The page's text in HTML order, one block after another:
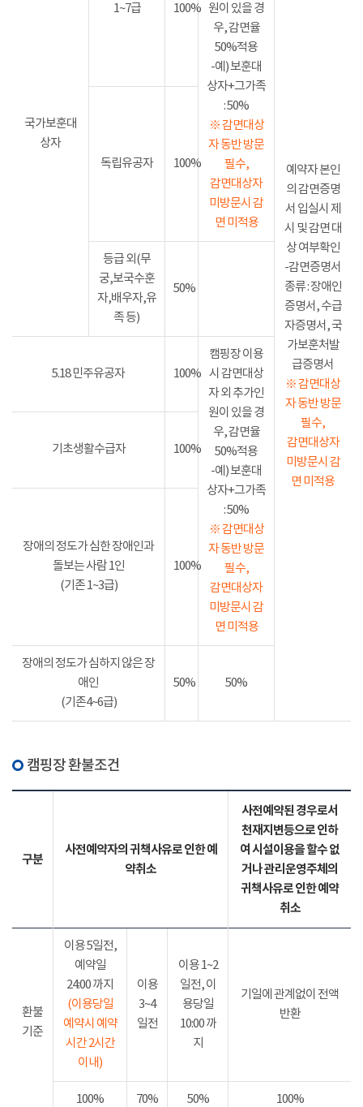
국가보훈대
상자
1~7급 100% 원이 있을 경
우, 감면율
50%적용
-예) 보훈대
상자+그가족
: 50%
※ 감면대상
자 동반 방문
필수,
감면대상자
미방문시 감
면 미적용
예약자 본인
의 감면증명
서 입실시 제
시 및 감면 대
상 여부확인
-감면증명서
종류 : 장애인
증명서, 수급
자증명서, 국
가보훈처발
급증명서
※ 감면대상
자 동반 방문
필수,
감면대상자
미방문시 감
면 미적용
독립유공자 100%
등급 외(무
궁,보국수훈
자,배우자,유
족 등)
50%
5.18 민주유공자 100%
캠핑장 이용
시 감면대상
자 외 추가인
원이 있을 경
우, 감면율
50%적용
-예) 보훈대
상자+그가족
: 50%
※ 감면대상
자 동반 방문
필수,
감면대상자
미방문시 감
면 미적용
기초생활수급자 100%
장애의 정도가 심한 장애인과
돌보는 사람 1인
(기존 1~3급)
100%
장애의 정도가 심하지 않은 장
애인
(기존4~6급)
50% 50%
캠핑장 환불조건
구분
사전예약자의 귀책사유로 인한 예
약취소
사전예약된 경우로서
천재지변등으로 인하
여 시설이용을 할수 없
거나 관리운영주체의
귀책사유로 인한 예약
취소
환불
기준
이용 5일전,
예약일
24:00 까지
(이용당일
예약시 예약
시간 2시간
이내)
이용
3~4
일전
이용 1~2
일전, 이
용당일
10:00 까
지
기일에 관계없이 전액
반환
100% 70% 50% 100%